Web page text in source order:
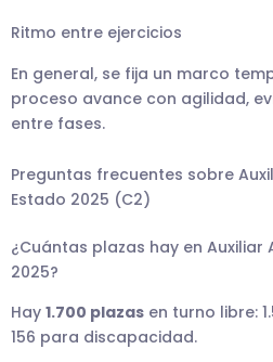
Ritmo entre ejercicios
En general, se fija un marco
proceso avance con agilidad,
entre fases.
Preguntas frecuentes sobre
Estado 2025 (C2)
¿Cuántas plazas hay en
2025?
Hay 1.700 plazas en turno libre:
156 para discapacidad.